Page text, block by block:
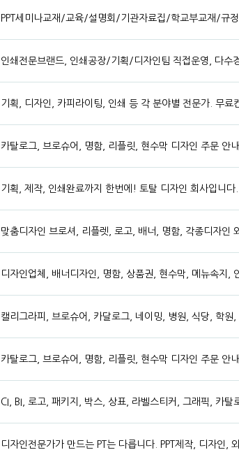
PPT세미나교재/교육/설명회/기관자료집/학교부교재/규
인쇄전문브랜드, 인쇄공장/기획/디자인팀 직접운영, 다수
기획, 디자인, 카피라이팅, 인쇄 등 각 분야별 전문가. 무료
카탈로그, 브로슈어, 명함, 리플릿, 현수막 디자인 주문 안내
기획, 제작, 인쇄완료까지 한번에! 토탈 디자인 회사입니다.
맞춤디자인 브로셔, 리플렛, 로고, 배너, 명함, 각종디자인
디자인업체, 배너디자인, 명함, 상품권, 현수막, 메뉴속지,
캘리그라피, 브로슈어, 카달로그, 네이밍, 병원, 식당, 학원
카탈로그, 브로슈어, 명함, 리플릿, 현수막 디자인 주문 안내
CI, BI, 로고, 패키지, 박스, 상표, 라벨스티커, 그래픽, 카탈
디자인전문가가 만드는 PT는 다릅니다. PPT제작, 디자인,